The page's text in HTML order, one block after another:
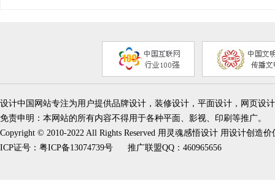
设计中国网站专注为用户提供品牌设计，装修设计，平面设计，网页设
免责申明：本网站的所有内容不得用于各种平面、影视、印刷等推广。
Copyright © 2010-2022 All Rights Reserved 用灵魂感悟设计 用设计创造
ICP证号： 粤ICP备13074739号 推广联盟QQ：460965656